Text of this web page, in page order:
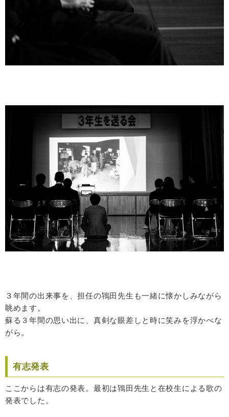
３年間の出来事を、担任の鴇田先生も一緒に懐かしみながら
眺めます。
蘇る３年間の思い出に、真剣な眼差しと時に笑みを浮かべな
がら。
有志発表
ここからは有志の発表。最初は鴇田先生と在校生による歌の
発表でした。